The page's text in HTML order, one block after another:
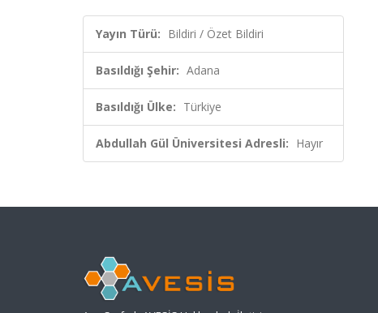
Yayın Türü: Bildiri / Özet Bildiri
Basıldığı Şehir: Adana
Basıldığı Ülke: Türkiye
Abdullah Gül Üniversitesi Adresli: Hayır